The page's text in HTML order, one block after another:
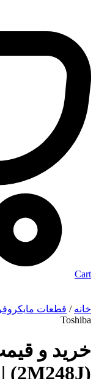
Cart
خانه / قطعات مایکروفر
Toshiba
خرید و
(2M248J) | Toshiba